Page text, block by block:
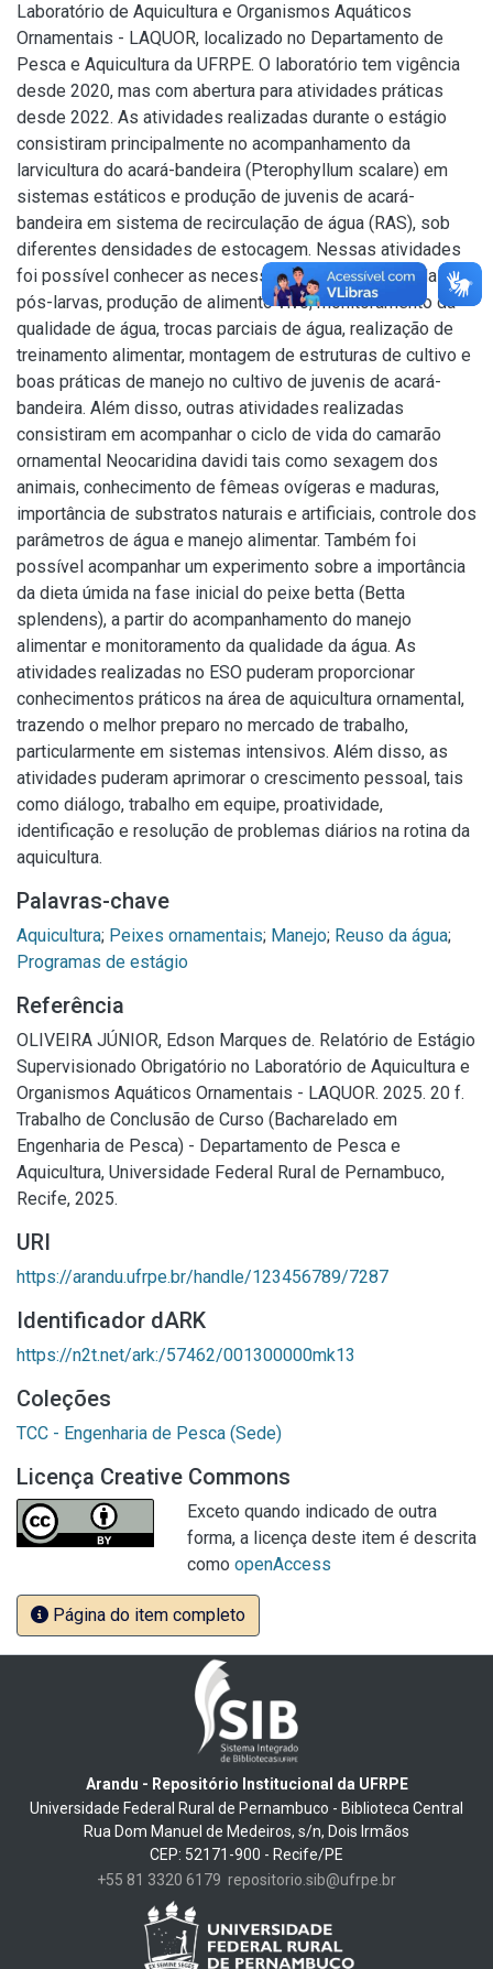
Laboratório de Aquicultura e Organismos Aquáticos
Ornamentais - LAQUOR, localizado no Departamento de
Pesca e Aquicultura da UFRPE. O laboratório tem vigência
desde 2020, mas com abertura para atividades práticas
desde 2022. As atividades realizadas durante o estágio
consistiram principalmente no acompanhamento da
larvicultura do acará-bandeira (Pterophyllum scalare) em
sistemas estáticos e produção de juvenis de acará-
bandeira em sistema de recirculação de água (RAS), sob
diferentes densidades de estocagem. Nessas atividades
foi possível conhecer as necessidades nutricionais das
pós-larvas, produção de alimento vivo, monitoramento da
qualidade de água, trocas parciais de água, realização de
treinamento alimentar, montagem de estruturas de cultivo e
boas práticas de manejo no cultivo de juvenis de acará-
bandeira. Além disso, outras atividades realizadas
consistiram em acompanhar o ciclo de vida do camarão
ornamental Neocaridina davidi tais como sexagem dos
animais, conhecimento de fêmeas ovígeras e maduras,
importância de substratos naturais e artificiais, controle dos
parâmetros de água e manejo alimentar. Também foi
possível acompanhar um experimento sobre a importância
da dieta úmida na fase inicial do peixe betta (Betta
splendens), a partir do acompanhamento do manejo
alimentar e monitoramento da qualidade da água. As
atividades realizadas no ESO puderam proporcionar
conhecimentos práticos na área de aquicultura ornamental,
trazendo o melhor preparo no mercado de trabalho,
particularmente em sistemas intensivos. Além disso, as
atividades puderam aprimorar o crescimento pessoal, tais
como diálogo, trabalho em equipe, proatividade,
identificação e resolução de problemas diários na rotina da
aquicultura.
Palavras-chave
Aquicultura; Peixes ornamentais; Manejo; Reuso da água;
Programas de estágio
Referência
OLIVEIRA JÚNIOR, Edson Marques de. Relatório de Estágio
Supervisionado Obrigatório no Laboratório de Aquicultura e
Organismos Aquáticos Ornamentais - LAQUOR. 2025. 20 f.
Trabalho de Conclusão de Curso (Bacharelado em
Engenharia de Pesca) - Departamento de Pesca e
Aquicultura, Universidade Federal Rural de Pernambuco,
Recife, 2025.
URI
https://arandu.ufrpe.br/handle/123456789/7287
Identificador dARK
https://n2t.net/ark:/57462/001300000mk13
Coleções
TCC - Engenharia de Pesca (Sede)
Licença Creative Commons
Exceto quando indicado de outra
forma, a licença deste item é descrita
como openAccess
Página do item completo
Arandu - Repositório Institucional da UFRPE
Universidade Federal Rural de Pernambuco - Biblioteca Central
Rua Dom Manuel de Medeiros, s/n, Dois Irmãos
CEP: 52171-900 - Recife/PE
+55 81 3320 6179 repositorio.sib@ufrpe.br